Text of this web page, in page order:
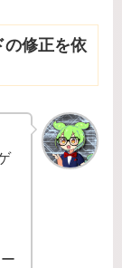
の修正を依